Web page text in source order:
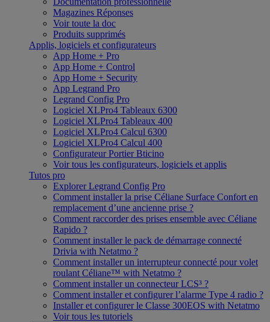
Magazines Réponses
Voir toute la doc
Produits supprimés
Applis, logiciels et configurateurs
App Home + Pro
App Home + Control
App Home + Security
App Legrand Pro
Legrand Config Pro
Logiciel XLPro4 Tableaux 6300
Logiciel XLPro4 Tableaux 400
Logiciel XLPro4 Calcul 6300
Logiciel XLPro4 Calcul 400
Configurateur Portier Bticino
Voir tous les configurateurs, logiciels et applis
Tutos pro
Explorer Legrand Config Pro
Comment installer la prise Céliane Surface Confort en
remplacement d’une ancienne prise ?
Comment raccorder des prises ensemble avec Céliane
Rapido ?
Comment installer le pack de démarrage connecté
Drivia with Netatmo ?
Comment installer un interrupteur connecté pour volet
roulant Céliane™ with Netatmo ?
Comment installer un connecteur LCS³ ?
Comment installer et configurer l’alarme Type 4 radio ?
Installer et configurer le Classe 300EOS with Netatmo
Voir tous les tutoriels